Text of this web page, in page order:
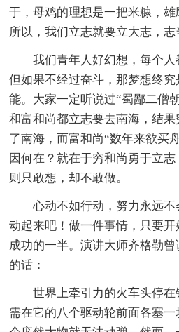
于，母鸡的理想是一把米糠，雄
所以，我们立志就要立大志，志
我们青年人好幻想，每个人
但如果不经过奋斗，那梦想终
能。大家一定听说过“蜀鄙二僧
和富和尚都立志要去南海，结
了南海，而富和尚“数年来欲买
因何在？就在于穷和尚勇于立
则只敢想，却不敢做。
心动不如行动，努力永远
动起来吧！做一件事情，只要
成功的一半。演讲大师齐格勒
的话：
世界上牵引力的火车头停
需在它的八个驱动轮前面各塞